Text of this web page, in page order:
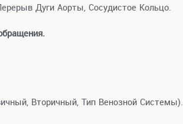
Дуги Аорты, Сосудистое Кольцо.
Вторичный, Тип Венозной Системы).